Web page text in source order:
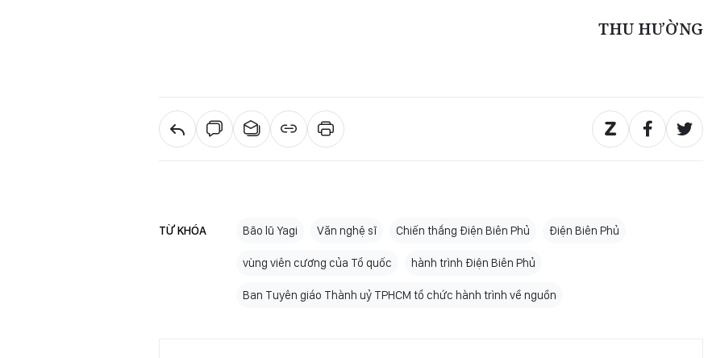
THU HƯỜNG
TỪ KHÓA Bão lũ Yagi Văn nghệ sĩ Chiến thắng Điện Biên Phủ Điện Biên Phủ
vùng viên cương của Tổ quốc hành trình Điện Biên Phủ
Ban Tuyên giáo Thành uỷ TPHCM tổ chức hành trình về nguồn